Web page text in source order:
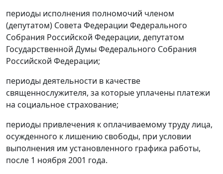
периоды исполнения полномочий членом
(депутатом) Совета Федерации Федерального
Собрания Российской Федерации, депутатом
Государственной Думы Федерального Собрания
Российской Федерации;
периоды деятельности в качестве
священнослужителя, за которые уплачены платежи
на социальное страхование;
периоды привлечения к оплачиваемому труду лица,
осужденного к лишению свободы, при условии
выполнения им установленного графика работы,
после 1 ноября 2001 года.